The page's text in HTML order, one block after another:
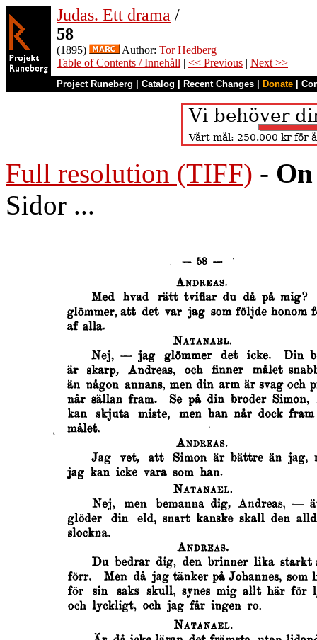
Judas. Ett drama /
58
(1895) Author: Tor Hedberg
Table of Contents / Innehåll | << Previous | Next >>
Project Runeberg Catalog Recent Changes Donate
Full resolution (TIFF) -
Sidor ...